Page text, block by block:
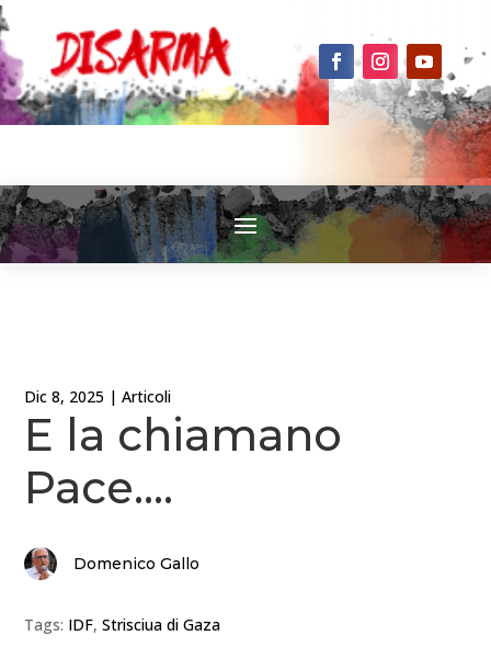
Dic 8, 2025 |Articoli
E la chiamano
Pace….
Domenico Gallo
Tags: IDF,Strisciua di Gaza